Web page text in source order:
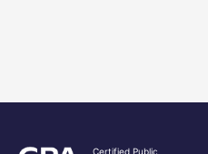
Certified Public